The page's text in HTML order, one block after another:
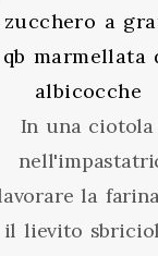
zucchero a
qb marmellata
albicocche
In una ciotola
la
il lievito